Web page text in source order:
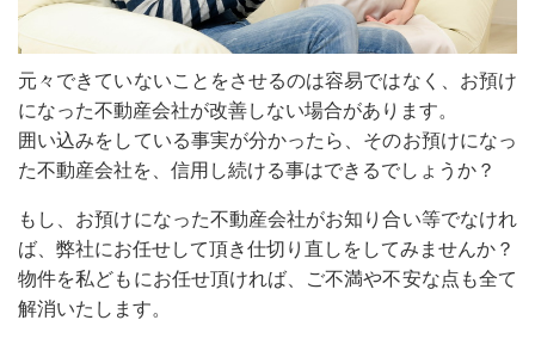
元々できていないことをさせるのは容易ではなく、お預け
になった不動産会社が改善しない場合があります。
囲い込みをしている事実が分かったら、そのお預けになっ
た不動産会社を、信用し続ける事はできるでしょうか？
もし、お預けになった不動産会社がお知り合い等でなけれ
ば、弊社にお任せして頂き仕切り直しをしてみませんか？
物件を私どもにお任せ頂ければ、ご不満や不安な点も全て
解消いたします。